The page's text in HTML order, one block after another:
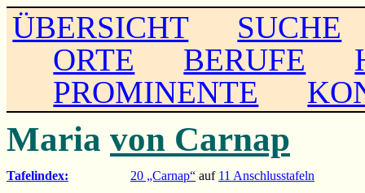
ÜBERSICHT
SUCHE
ORTE
BERUFE
PROMINENTE
Maria von Carnap
Tafelindex: 20 „Carnap“ auf 11 Anschlusstafeln